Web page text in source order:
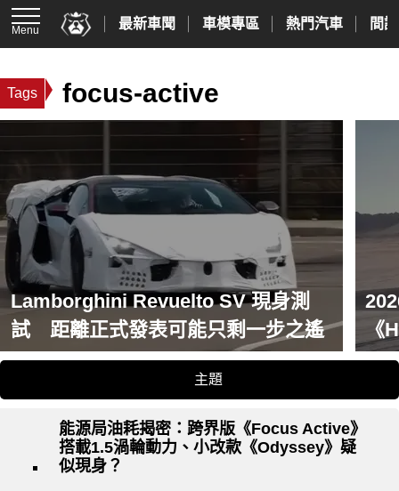
Menu 最新車聞 車模專區 熱門汽車 間
Tags focus-active
Lamborghini Revuelto SV 現身測
試 距離正式發表可能只剩一步之遙
《
《
主題
能源局油耗揭密：跨界版《Focus Active》
搭載1.5渦輪動力、小改款《Odyssey》疑
似現身？